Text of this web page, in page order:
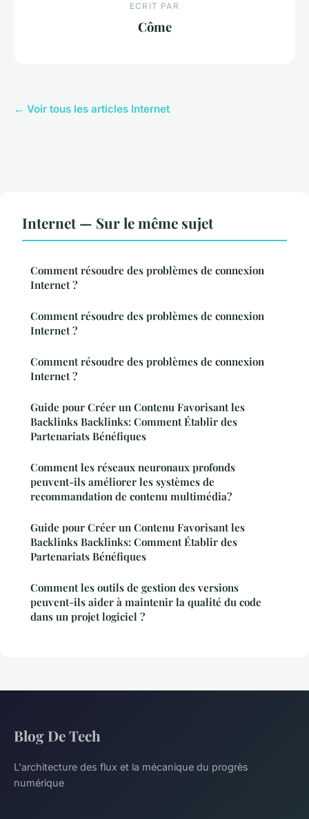
ECRIT PAR
Côme
← Voir tous les articles Internet
Internet — Sur le même sujet
Comment résoudre des problèmes de connexion
Internet ?
Comment résoudre des problèmes de connexion
Internet ?
Comment résoudre des problèmes de connexion
Internet ?
Guide pour Créer un Contenu Favorisant les
Backlinks Backlinks: Comment Établir des
Partenariats Bénéfiques
Comment les réseaux neuronaux profonds
peuvent-ils améliorer les systèmes de
recommandation de contenu multimédia?
Guide pour Créer un Contenu Favorisant les
Backlinks Backlinks: Comment Établir des
Partenariats Bénéfiques
Comment les outils de gestion des versions
peuvent-ils aider à maintenir la qualité du code
dans un projet logiciel ?
Blog De Tech
L'architecture des flux et la mécanique du progrès
numérique